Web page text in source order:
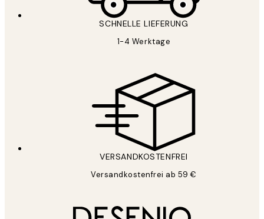
SCHNELLE LIEFERUNG
1-4 Werktage
VERSANDKOSTENFREI
Versandkostenfrei ab 59 €